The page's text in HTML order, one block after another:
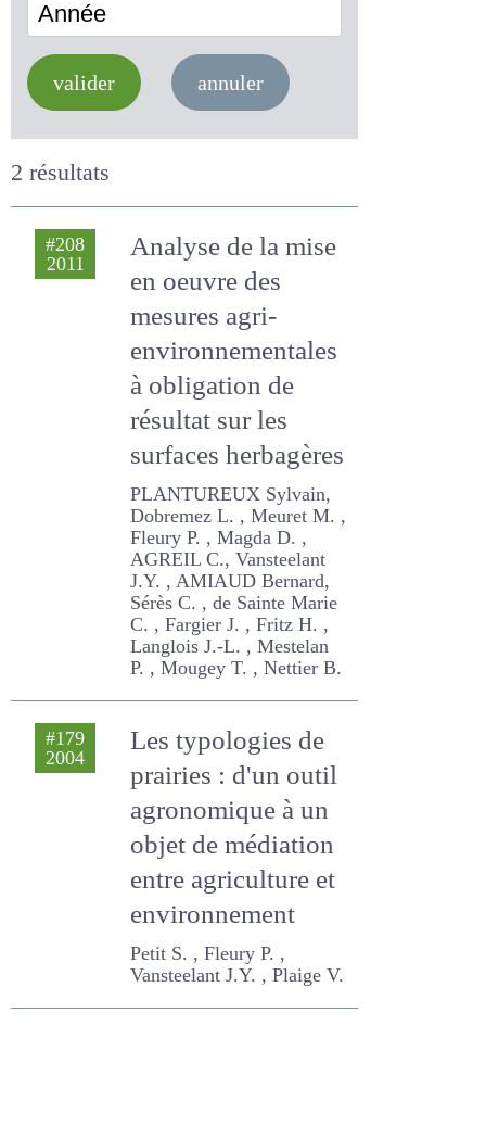
valider annuler
2 résultats
#208
Analyse de la mise
en oeuvre des
mesures agri-
environnementales
à obligation de
résultat sur les
surfaces
herbagères
PLANTUREUX Sylvain,
Dobremez L. , Meuret M. ,
Fleury P. , Magda D. , AGREIL
C., Vansteelant J.Y. , AMIAUD
Bernard, Sérès C. , de
Sainte Marie C. , Fargier J. ,
Nettier B.
Les typologies de
prairies : d'un outil
agronomique à un
objet de médiation
entre agriculture et
environnement